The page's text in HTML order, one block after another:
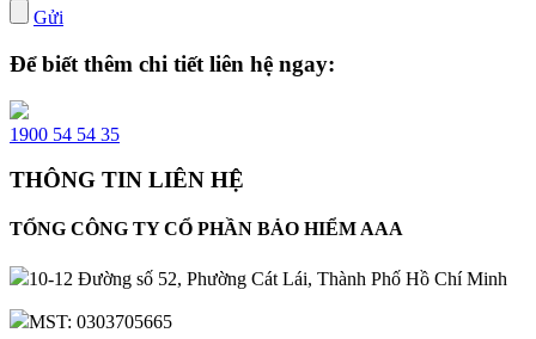
Gửi
Để biết thêm chi tiết liên hệ ngay:
1900 54 54 35
THÔNG TIN LIÊN HỆ
TỔNG CÔNG TY CỔ PHẦN BẢO HIỂM AAA
10-12 Đường số 52, Phường Cát Lái, Thành Phố Hồ Chí Minh
MST: 0303705665